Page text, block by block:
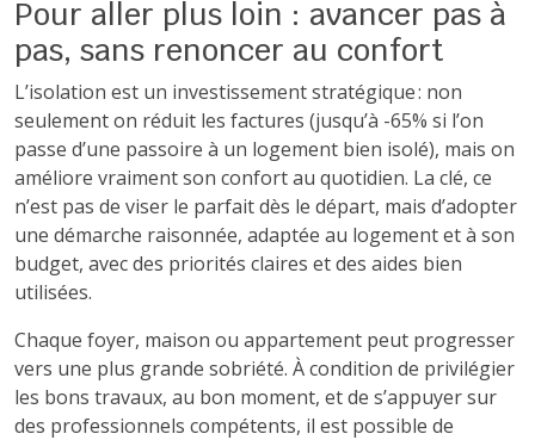
Pour aller plus loin : avancer pas à
pas, sans renoncer au confort
L’isolation est un investissement stratégique : non
seulement on réduit les factures (jusqu’à -65% si l’on
passe d’une passoire à un logement bien isolé), mais on
améliore vraiment son confort au quotidien. La clé, ce
n’est pas de viser le parfait dès le départ, mais d’adopter
une démarche raisonnée, adaptée au logement et à son
budget, avec des priorités claires et des aides bien
utilisées.
Chaque foyer, maison ou appartement peut progresser
vers une plus grande sobriété. À condition de privilégier
les bons travaux, au bon moment, et de s’appuyer sur
des professionnels compétents, il est possible de